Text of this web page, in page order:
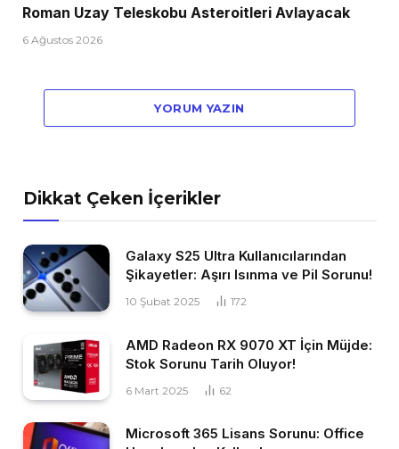
Roman Uzay Teleskobu Asteroitleri Avlayacak
6 Ağustos 2026
YORUM YAZIN
Dikkat Çeken İçerikler
Galaxy S25 Ultra Kullanıcılarından
Şikayetler: Aşırı Isınma ve Pil Sorunu!
10 Şubat 2025 172
AMD Radeon RX 9070 XT İçin Müjde:
Stok Sorunu Tarih Oluyor!
6 Mart 2025 62
Microsoft 365 Lisans Sorunu: Office